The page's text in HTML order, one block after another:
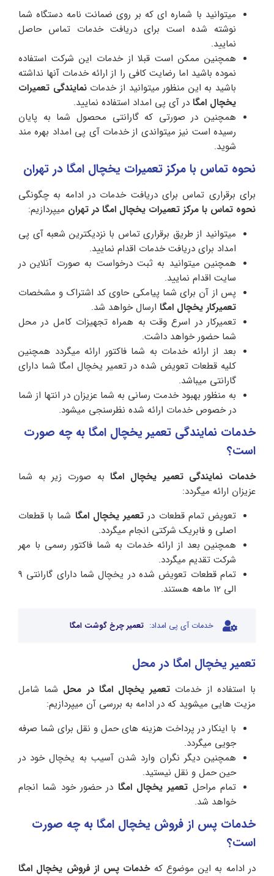
میتوانید با شماره ای که بر روی ضمانت نامه دستگاه شما
نوشته شده است برای دریافت خدمات تماس حاصل
نمایید.
همچنین ممکن است قبلا از خدمات این شرکت استفاده
نموده باشید اما رضایت کافی را از ارائه خدمات آنها نداشته
باشید به این منظور میتوانید از خدماتنمایندگی تعمیرات
یخچال امگا در آی پی امداد استفاده نمایید.
همچنین در صورتی که گارانتی محصول شما به پایان
رسیده است نیز میتواندی از خدمات آی پی امداد بهره مند
شوید.
نحوه تماس با مرکز تعمیرات یخچال امگا در تهران
برای برقراری تماس برای دریافت خدمات در ادامه به چگونگی
نحوه تماس با مرکز تعمیرات یخچال امگا در تهران میپردازیم:
میتوانید از طریق برقراری تماس با نزدیکترین شعبه آی پی
امداد برای دریافت خدمات اقدام نمایید.
همچنین میتوانید به ثبت درخواست به صورت آنلاین در
سایت اقدام نمایید.
پس از آن برای شما پیامکی حاوی کد اشتراک و مشخصات
تعمیرکار یخچال امگا ارسال خواهد شد.
تعمیرکار در اسرع وقت به همراه تجهیزات کامل در محل
شما حضور خواهد داشت.
بعد از ارائه خدمات به شما فاکتور ارائه میگردد همچنین
کلیه قطعات تعویض شده در تعمیر یخچال امگا شما دارای
گارانتی میباشد.
به منظور بهبود خدمت رسانی به شما عزیزان در انتها از شما
در خصوص خدمات ارائه شده نظرسنجی میشود.
خدمات نمایندگی تعمیر یخچال امگا به چه صورت
است؟
خدمات نمایندگی تعمیر یخچال امگابه صورت زیر به شما
عزیزان ارائه میگردد:
تعویض تمام قطعات در تعمیر یخچال امگا شما با قطعات
اصلی و فابریک شرکتی انجام میگردد.
همچنین بعد از ارائه خدمات به شما فاکتور رسمی با مهر
شرکت تقدیم میگردد.
تمام قطعات تعویض شده در یخچال شما دارای گارانتی 9
الی 12 ماهه هستند.
خدمات آی پی امداد: تعمیر چرخ گوشت امگا
تعمیر یخچال امگا در محل
با استفاده از خدمات تعمیر یخچال امگا در محل شما شامل
مزیت هایی میشوید که در ادامه به بررسی آن میپردازیم:
با اینکار در پرداخت هزینه های حمل و نقل برای شما صرفه
جویی میگردد.
همچنین دیگر نگران وارد شدن آسیب به یخچال خود در
حین حمل و نقل نیستید.
تمام مراحل تعمیر یخچال امگا در حضور خود شما انجام
خواهد شد.
خدمات پس از فروش یخچال امگا به چه صورت
است؟
در ادامه به این موضوع کهخدمات پس از فروش یخچال امگا